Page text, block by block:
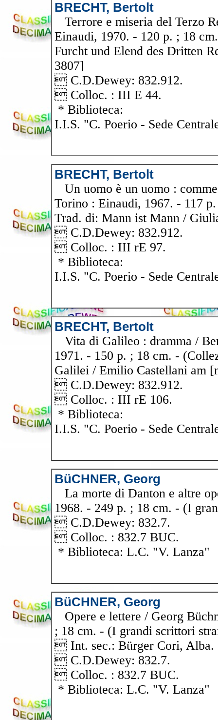
BRECHT, Bertolt
Terrore e miseria del Terzo
Einaudi, 1970. - 120 p. ; 18
Furcht und Elend des Dritten
3807]
 C.D.Dewey: 832.912.
 Colloc. : III E 44.
* Biblioteca:
I.I.S. "C. Poerio - Sede
BRECHT, Bertolt
Un uomo è un uomo :
Torino : Einaudi, 1967. - 117
Trad. di: Mann ist Mann /
 C.D.Dewey: 832.912.
 Colloc. : III rE 97.
* Biblioteca:
I.I.S. "C. Poerio - Sede
BRECHT, Bertolt
Vita di Galileo : dramma /
1971. - 150 p. ; 18 cm. -
Galilei / Emilio Castellani am
 C.D.Dewey: 832.912.
 Colloc. : III rE 106.
* Biblioteca:
I.I.S. "C. Poerio - Sede
BüCHNER, Georg
La morte di Danton e altre
1968. - 249 p. ; 18 cm. - (I
 C.D.Dewey: 832.7.
 Colloc. : 832.7 BUC.
* Biblioteca: L.C. "V. Lanza"
BüCHNER, Georg
Opere e lettere / Georg
; 18 cm. - (I grandi scrittori
 Int. sec.: Bürger Cori, Alba.
 C.D.Dewey: 832.7.
 Colloc. : 832.7 BUC.
* Biblioteca: L.C. "V. Lanza"